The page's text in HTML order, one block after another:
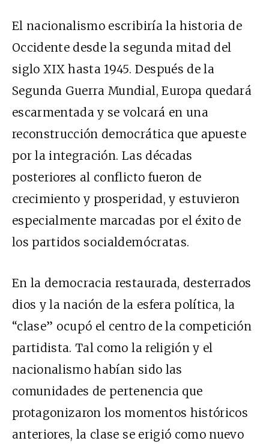
El nacionalismo escribiría la historia de
Occidente desde la segunda mitad del
siglo XIX hasta 1945. Después de la
Segunda Guerra Mundial, Europa quedará
escarmentada y se volcará en una
reconstrucción democrática que apueste
por la integración. Las décadas
posteriores al conflicto fueron de
crecimiento y prosperidad, y estuvieron
especialmente marcadas por el éxito de
los partidos socialdemócratas.
En la democracia restaurada, desterrados
dios y la nación de la esfera política, la
“clase” ocupó el centro de la competición
partidista. Tal como la religión y el
nacionalismo habían sido las
comunidades de pertenencia que
protagonizaron los momentos históricos
anteriores, la clase se erigió como nuevo